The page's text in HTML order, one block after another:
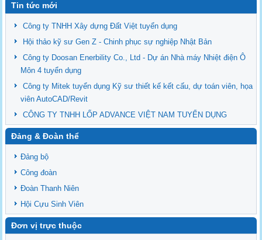
Tin tức mới
Công ty TNHH Xây dựng Đất Việt tuyển dụng
Hội thảo kỹ sư Gen Z - Chinh phục sự nghiệp Nhật Bản
Công ty Doosan Enerbility Co., Ltd - Dự án Nhà máy Nhiệt điện Ô
Môn 4 tuyển dụng
Công ty Mitek tuyển dụng Kỹ sư thiết kế kết cấu, dự toán viên, họa
viên AutoCAD/Revit
CÔNG TY TNHH LỐP ADVANCE VIỆT NAM TUYỂN DỤNG
Đảng & Đoàn thể
Đảng bộ
Công đoàn
Đoàn Thanh Niên
Hội Cựu Sinh Viên
Đơn vị trực thuộc